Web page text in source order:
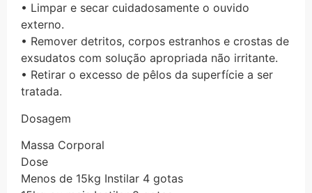
• Limpar e secar cuidadosamente o ouvido
externo.
• Remover detritos, corpos estranhos e crostas de
exsudatos com solução apropriada não irritante.
• Retirar o excesso de pêlos da superfície a ser
tratada.
Dosagem
Massa Corporal
Dose
Menos de 15kg Instilar 4 gotas